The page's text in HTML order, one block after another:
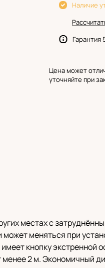
Наличие
Гарантия
Цена может
уточняйте при
местах с
меняться при
кнопку экстренной
менее 2 м. Экономичный